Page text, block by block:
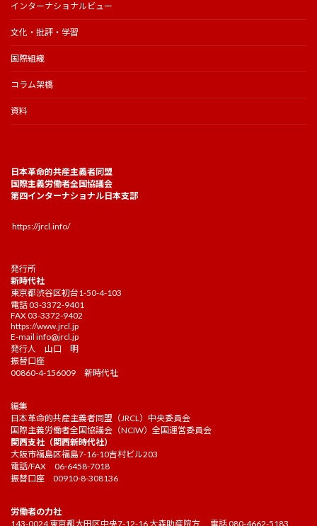
インターナショナルビュー
文化・批評・学習
国際組織
コラム架橋
資料
日本革命的共産主義者同盟
国際主義労働者全国協議会
第四インターナショナル日本支部
https://jrcl.info/
発行所
新時代社
東京都渋谷区初台1-50-4-103
電話 03-3372-9401
FAX 03-3372-9402
https://www.jrcl.jp
E-mail info@jrcl.jp
発行人 山口 明
振替口座
00860-4-156009 新時代社
編集
日本革命的共産主義者同盟（JRCL）中央委員会
国際主義労働者全国協議会（NCIW）全国運営委員会
関西支社（関西新時代社）
大阪市福島区福島7-16-10吉村ビル203
電話/FAX 06-6458-7018
振替口座 00910-8-308136
労働者の力社
143-0024 東京都大田区中央7-12-16 大森助産院方 電話 080-4662-5183